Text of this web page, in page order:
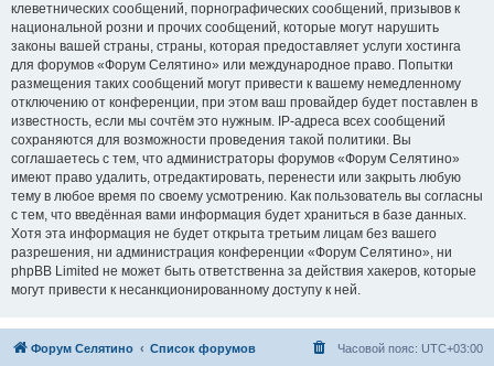
клеветнических сообщений, порнографических сообщений, призывов к
национальной розни и прочих сообщений, которые могут нарушить
законы вашей страны, страны, которая предоставляет услуги хостинга
для форумов «Форум Селятино» или международное право. Попытки
размещения таких сообщений могут привести к вашему немедленному
отключению от конференции, при этом ваш провайдер будет поставлен в
известность, если мы сочтём это нужным. IP-адреса всех сообщений
сохраняются для возможности проведения такой политики. Вы
соглашаетесь с тем, что администраторы форумов «Форум Селятино»
имеют право удалить, отредактировать, перенести или закрыть любую
тему в любое время по своему усмотрению. Как пользователь вы согласны
с тем, что введённая вами информация будет храниться в базе данных.
Хотя эта информация не будет открыта третьим лицам без вашего
разрешения, ни администрация конференции «Форум Селятино», ни
phpBB Limited не может быть ответственна за действия хакеров, которые
могут привести к несанкционированному доступу к ней.
Форум Селятино Список форумов Часовой пояс: UTC+03:00